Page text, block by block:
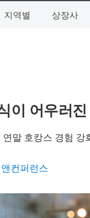
지역별 상장사
이 어우러
말 호캉스 경험 강
컨퍼런스